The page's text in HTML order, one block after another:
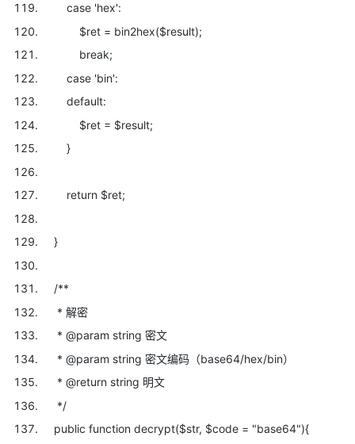
case 'hex':
$ret = bin2hex($result);
break;
case 'bin':
default:
$ret = $result;
}
return $ret;
}
/**
* 解密
* @param string 密文
* @param string 密文编码（base64/hex/bin）
* @return string 明文
*/
public function decrypt($str, $code = "base64"){